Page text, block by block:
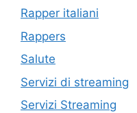
Rapper italiani
Rappers
Salute
Servizi di streaming
Servizi Streaming